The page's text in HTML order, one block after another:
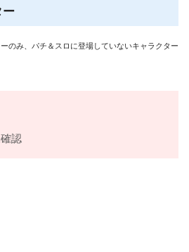
ー
のみ、パチ＆スロに登場していないキャラクター
認